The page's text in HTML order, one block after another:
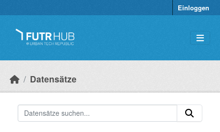
Einloggen
Datensätze